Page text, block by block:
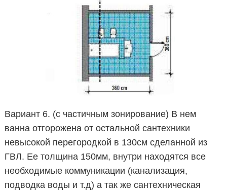
Вариант 6. (с частичным зонирование) В нем
ванна отгорожена от остальной сантехники
невысокой перегородкой в 130см сделанной из
ГВЛ. Ее толщина 150мм, внутри находятся все
необходимые коммуникации (канализация,
подводка воды и т.д) а так же сантехническая